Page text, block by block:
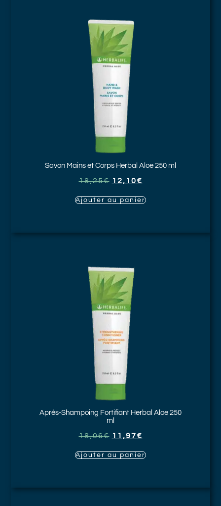
Savon Mains et Corps Herbal Aloe 250 ml
18,25€ 12,10€
Ajouter au panier
Après-Shampoing Fortifiant Herbal Aloe 250
ml
18,06€ 11,97€
Ajouter au panier